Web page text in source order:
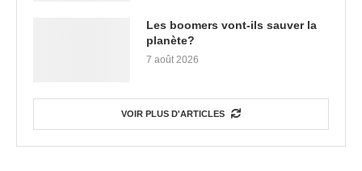
Les boomers vont-ils sauver la
planète?
7 août 2026
VOIR PLUS D'ARTICLES